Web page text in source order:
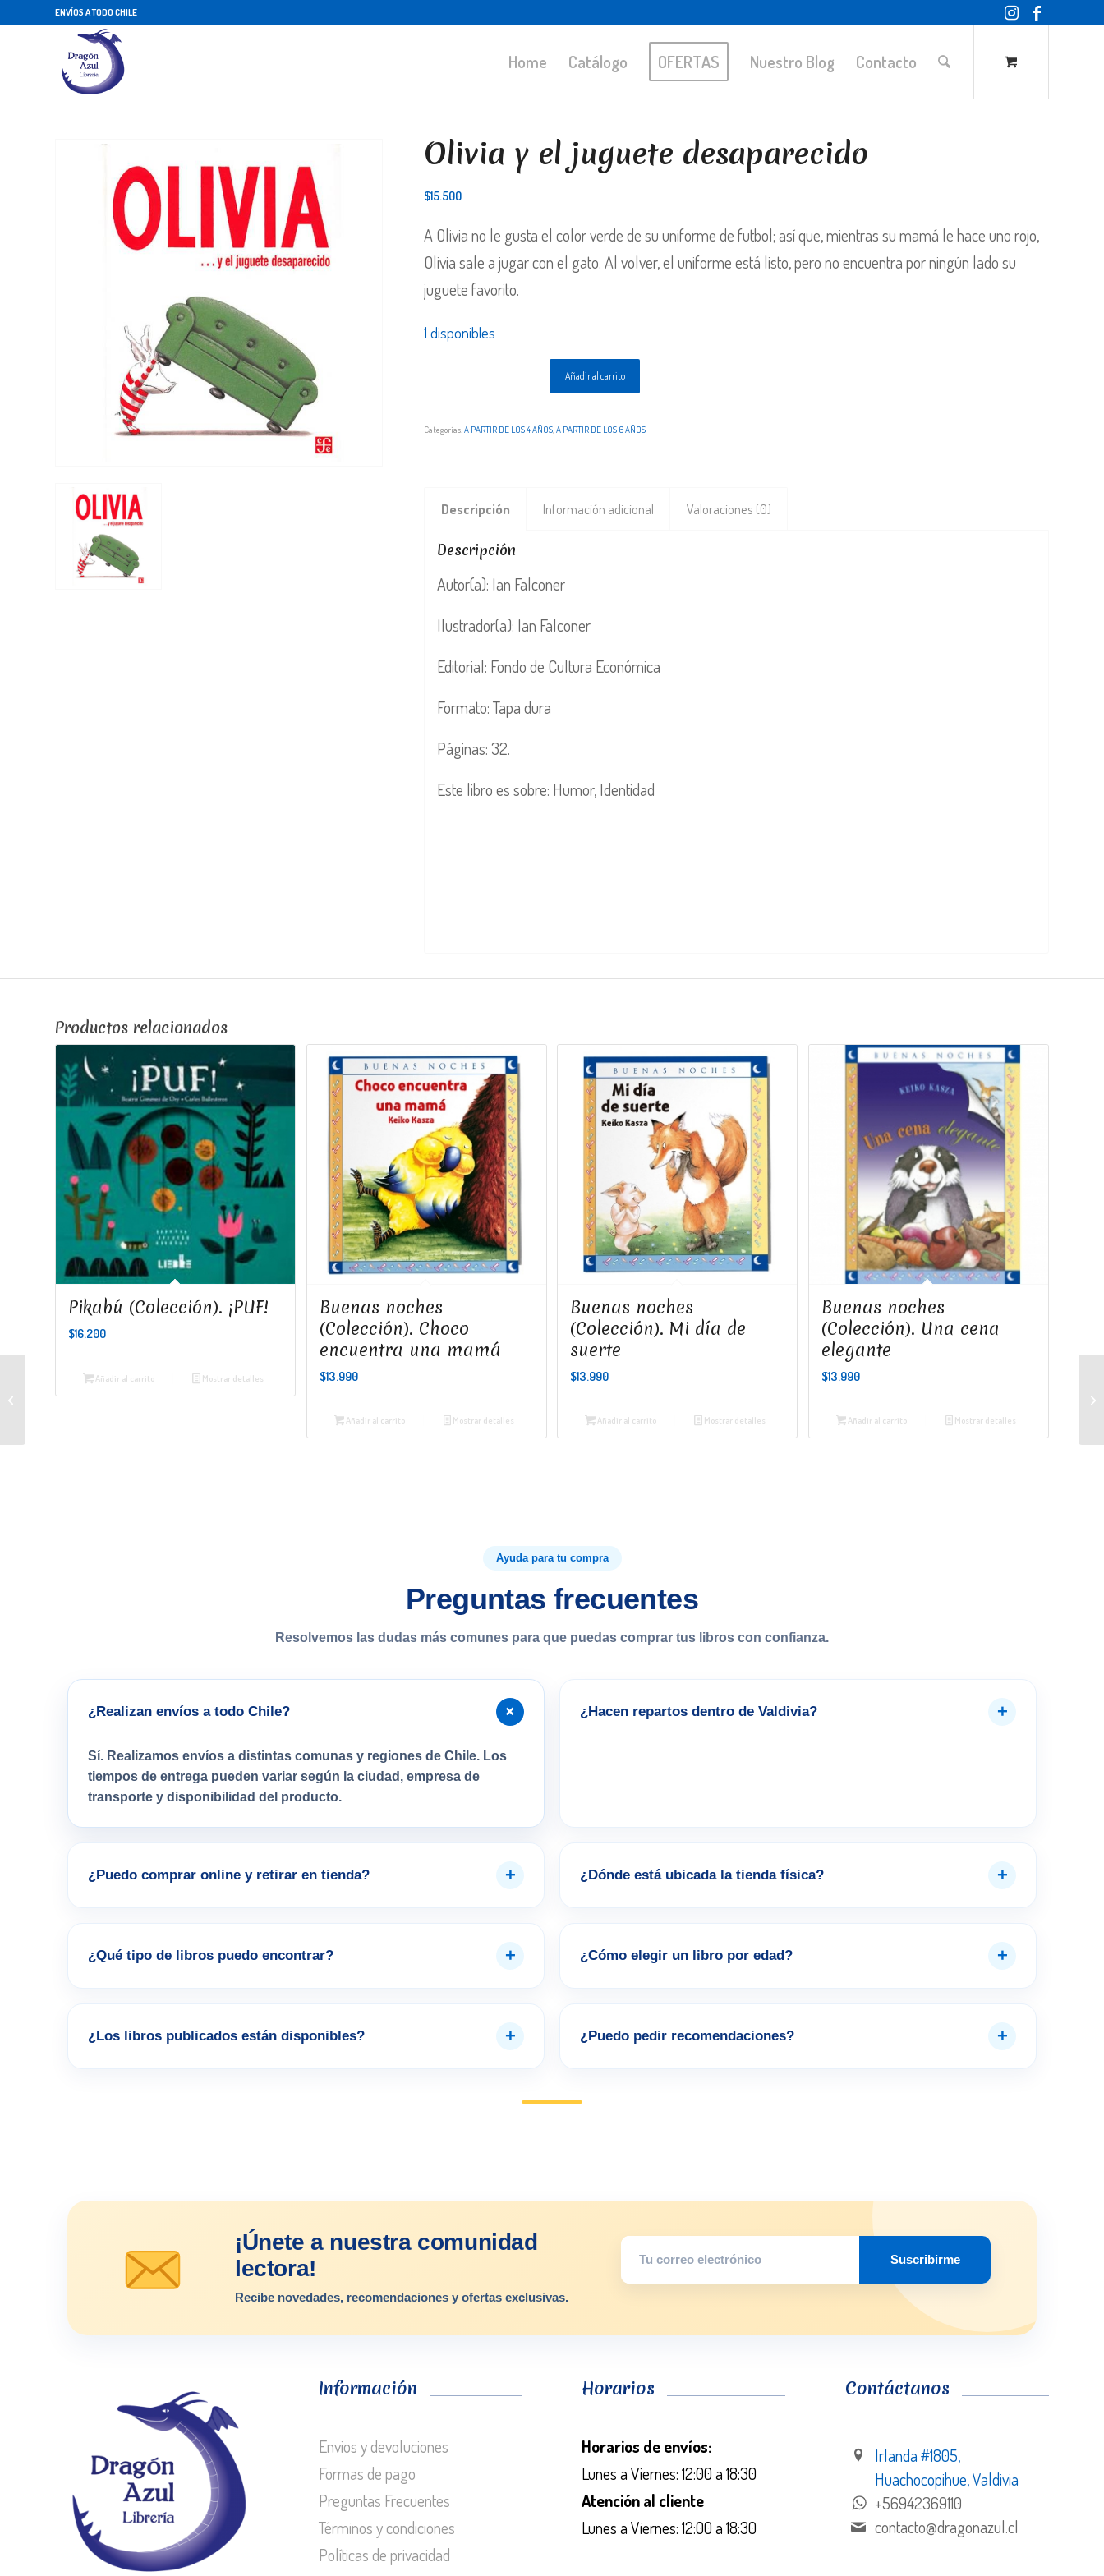
ENVÍOS A TODO CHILE
Home Catálogo OFERTAS Nuestro Blog Contacto
Olivia y el juguete desaparecido
$15.500
A Olivia no le gusta el color verde de su uniforme de futbol; así que, mientras su mamá le hace uno rojo,
Olivia sale a jugar con el gato. Al volver, el uniforme está listo, pero no encuentra por ningún lado su
juguete favorito.
1 disponibles
Añadir al carrito
Categorías:A PARTIR DE LOS 4 AÑOS ,A PARTIR DE LOS 6 AÑOS
Descripción Información adicional Valoraciones (0)
Descripción
Autor(a): Ian Falconer
Ilustrador(a): Ian Falconer
Editorial: Fondo de Cultura Económica
Formato: Tapa dura
Páginas: 32.
Este libro es sobre: Humor, Identidad
Productos relacionados
Pikabú (Colección). ¡PUF!
$16.200
Añadir al carrito Mostrar detalles
Buenas noches
(Colección). Choco
encuentra una mamá
$13.990
Añadir al carrito Mostrar detalles
Buenas noches
(Colección). Mi día de
suerte
$13.990
Añadir al carrito Mostrar detalles
Buenas noches
(Colección). Una cena
elegante
$13.990
Añadir al carrito Mostrar detalles
Ayuda para tu compra
Preguntas frecuentes
Resolvemos las dudas más comunes para que puedas comprar tus libros con confianza.
¿Realizan envíos a todo Chile? +
Sí. Realizamos envíos a distintas comunas y regiones de Chile. Los
tiempos de entrega pueden variar según la ciudad, empresa de
transporte y disponibilidad del producto.
¿Hacen repartos dentro de Valdivia? +
¿Puedo comprar online y retirar en tienda? + ¿Dónde está ubicada la tienda física? +
¿Qué tipo de libros puedo encontrar? + ¿Cómo elegir un libro por edad? +
¿Los libros publicados están disponibles? + ¿Puedo pedir recomendaciones? +
¡Únete a nuestra comunidad
lectora!
Recibe novedades, recomendaciones y ofertas exclusivas.
Suscribirme
Información
Envios y devoluciones
Formas de pago
Preguntas Frecuentes
Términos y condiciones
Políticas de privacidad
Horarios
Horarios de envíos:
Lunes a Viernes: 12:00 a 18:30
Atención al cliente
Lunes a Viernes: 12:00 a 18:30
Contáctanos
Irlanda #1805,
Huachocopihue, Valdivia
+56942369110
contacto@dragonazul.cl
Olivia la espía